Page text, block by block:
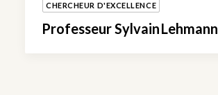
CHERCHEUR D'EXCELLENCE
Professeur Sylvain Lehmann